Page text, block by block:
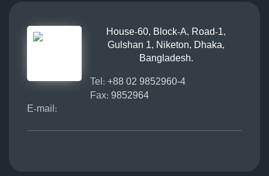
House-60, Block-A, Road-1,
Gulshan 1, Niketon, Dhaka,
Bangladesh.
Tel: +88 02 9852960-4
Fax: 9852964
E-mail: